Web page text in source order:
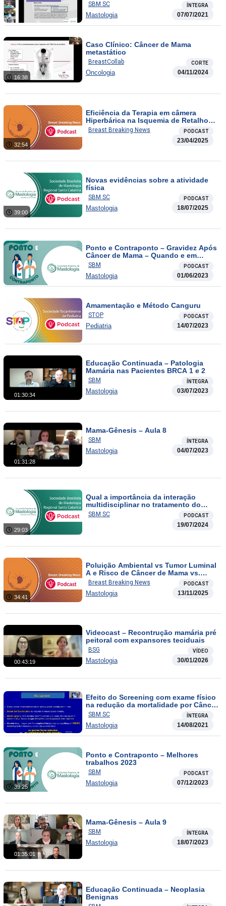
SBM SC ÍNTEGRA
Mastologia 07/07/2021
16:38
Caso Clínico: Câncer de Mama
metastático
BreastCollab CORTE
Oncologia 04/11/2024
32:54
Eficiência da Terapia em câmera
Hiperbárica na Isquemia de Retalhos
Cutâneos em Reconstrução Mamária e
O Impacto da Omissão da Terapia
Endócrina em Câncer de Mama “RE
Breast Breaking News PODCAST
23/04/2025
39:00
Novas evidências sobre a atividade
física
SBM SC PODCAST
Mastologia 18/07/2025
Ponto e Contraponto – Gravidez Após
Câncer de Mama – Quando e em
Quais Casos Liberar?
SBM PODCAST
Mastologia 01/06/2023
Amamentação e Método Canguru
STOP PODCAST
Pediatria 14/07/2023
01:30:34
Educação Continuada – Patologia
Mamária nas Pacientes BRCA 1 e 2
SBM ÍNTEGRA
Mastologia 03/07/2023
01:31:28
Mama-Gênesis – Aula 8
SBM ÍNTEGRA
Mastologia 04/07/2023
29:03
Qual a importância da interação
multidisciplinar no tratamento do
câncer de mama?
SBM SC PODCAST
19/07/2024
34:41
Poluição Ambiental vs Tumor Luminal
A e Risco de Câncer de Mama vs.
Contracepção Hormonal
Breast Breaking News PODCAST
Mastologia 13/11/2025
00:43:19
Videocast – Recontrução mamária pré
peitoral com expansores teciduais
BSG VÍDEO
Mastologia 30/01/2026
Efeito do Screening com exame físico
na redução da mortalidade por Câncer
de Mama
SBM SC ÍNTEGRA
Mastologia 14/08/2021
39:25
Ponto e Contraponto – Melhores
trabalhos 2023
SBM PODCAST
Mastologia 07/12/2023
01:35:01
Mama-Gênesis – Aula 9
SBM ÍNTEGRA
Mastologia 18/07/2023
Educação Continuada – Neoplasia
Benignas